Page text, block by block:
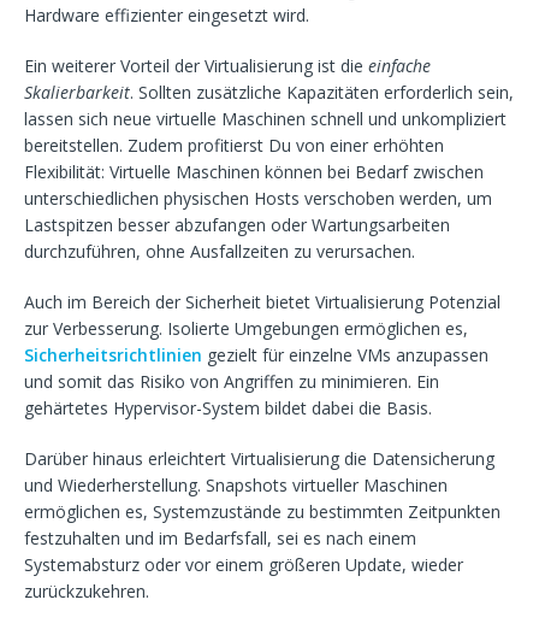
Hardware effizienter eingesetzt wird.
Ein weiterer Vorteil der Virtualisierung ist die einfache
Skalierbarkeit. Sollten zusätzliche Kapazitäten erforderlich sein,
lassen sich neue virtuelle Maschinen schnell und unkompliziert
bereitstellen. Zudem profitierst Du von einer erhöhten
Flexibilität: Virtuelle Maschinen können bei Bedarf zwischen
unterschiedlichen physischen Hosts verschoben werden, um
Lastspitzen besser abzufangen oder Wartungsarbeiten
durchzuführen, ohne Ausfallzeiten zu verursachen.
Auch im Bereich der Sicherheit bietet Virtualisierung Potenzial
zur Verbesserung. Isolierte Umgebungen ermöglichen es,
Sicherheitsrichtlinien gezielt für einzelne VMs anzupassen
und somit das Risiko von Angriffen zu minimieren. Ein
gehärtetes Hypervisor-System bildet dabei die Basis.
Darüber hinaus erleichtert Virtualisierung die Datensicherung
und Wiederherstellung. Snapshots virtueller Maschinen
ermöglichen es, Systemzustände zu bestimmten Zeitpunkten
festzuhalten und im Bedarfsfall, sei es nach einem
Systemabsturz oder vor einem größeren Update, wieder
zurückzukehren.